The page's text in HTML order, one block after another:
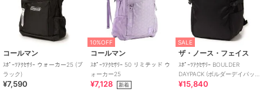
コールマン
ｽﾎﾟｰﾂｱｸｾｻﾘｰ ウォーカー25 (ブ
ラック)
¥7,590
10%OFF
コールマン
ｽﾎﾟｰﾂｱｸｾｻﾘｰ 50 リミテッド ウ
ォーカー25
¥7,128 新着
SALE
ザ・ノース・フェイス
ｽﾎﾟｰﾂｱｸｾｻﾘｰ BOULDER
DAYPACK (ボルダーデイパッ
ク)
¥15,840